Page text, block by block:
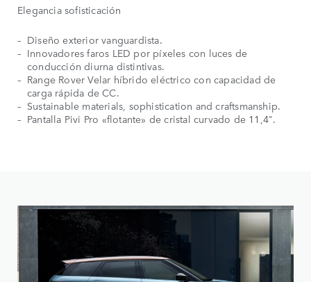
Elegancia sofisticación
Diseño exterior vanguardista.
Innovadores faros LED por píxeles con luces de
conducción diurna distintivas.
Range Rover Velar híbrido eléctrico con capacidad de
carga rápida de CC.
Sustainable materials, sophistication and craftsmanship.
Pantalla Pivi Pro «flotante» de cristal curvado de 11,4".